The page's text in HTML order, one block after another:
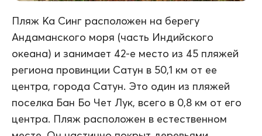
Пляж Ка Синг расположен на берегу
Андаманского моря (часть Индийского
океана) и занимает 42-е место из 45 пляжей
региона провинции Сатун в 50,1 км от ее
центра, города Сатун. Это один из пляжей
поселка Бан Бо Чет Лук, всего в 0,8 км от его
центра. Пляж расположен в естественном